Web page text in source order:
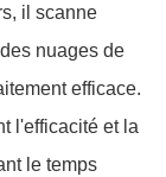
il scanne
nuages de
efficace.
l'efficacité et la
le temps